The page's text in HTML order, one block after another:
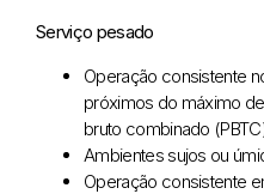
Serviço pesado
Operação consistente
próximos do máximo
bruto combinado
Ambientes sujos ou
Operação consistente